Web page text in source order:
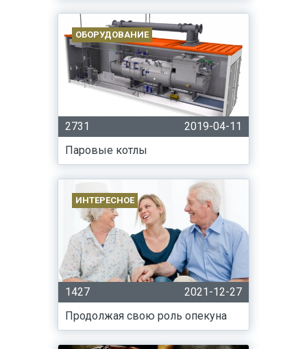
ОБОРУДОВАНИЕ
2731
2019-04-11
Паровые котлы
ИНТЕРЕСНОЕ
1427
2021-12-27
Продолжая свою роль опекуна